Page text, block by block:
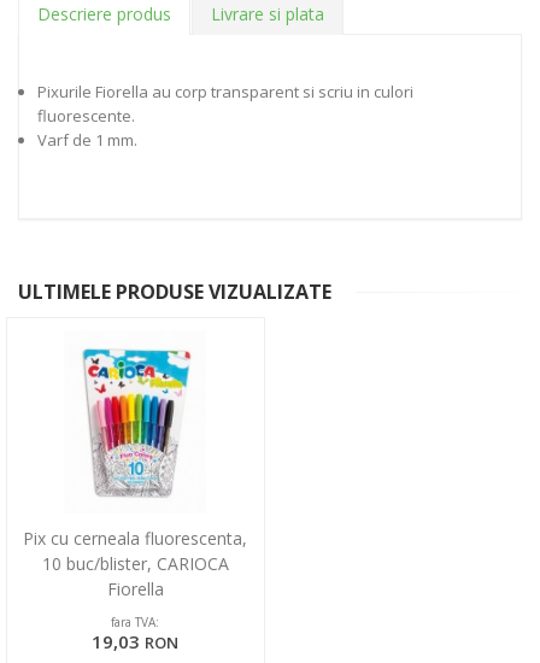
Descriere produs Livrare si plata
Pixurile Fiorella au corp transparent si scriu in culori
fluorescente.
Varf de 1 mm.
ULTIMELE PRODUSE VIZUALIZATE
Pix cu cerneala fluorescenta,
10 buc/blister, CARIOCA
Fiorella
fara TVA:
19,03 RON